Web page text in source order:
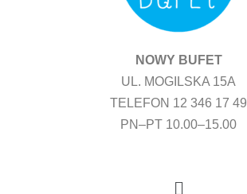
NOWY BUFET
UL. MOGILSKA 15A
TELEFON 12 346 17 49
PN–PT 10.00–15.00
Menu